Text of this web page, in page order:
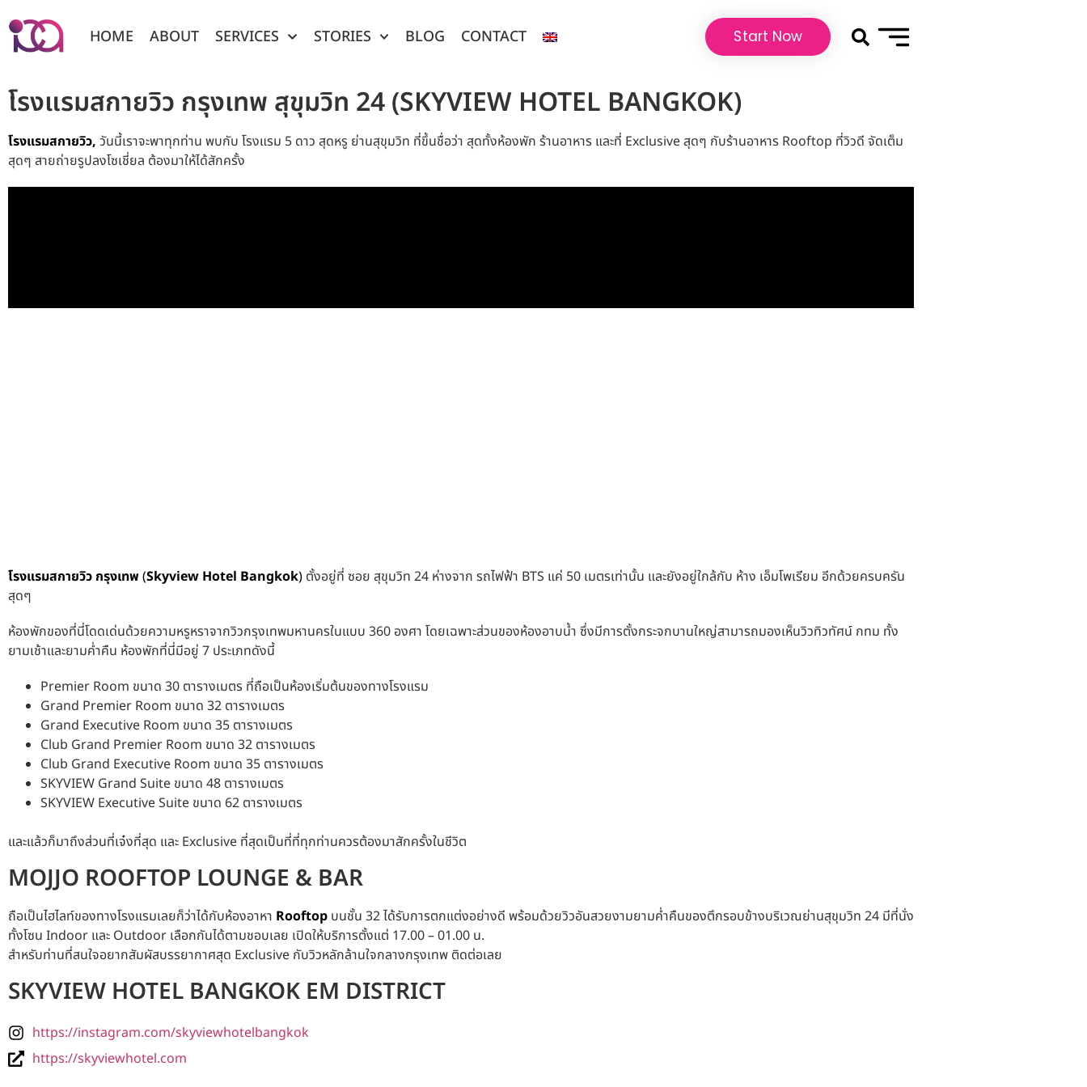
HOME ABOUT SERVICES STORIES BLOG CONTACT Start Now
โรงแรมสกายวิว กรุงเทพ สุขุมวิท 24 (SKYVIEW HOTEL BANGKOK)
โรงแรมสกายวิว, วันนี้เราจะพาทุกท่าน พบกับ โรงแรม 5 ดาว สุดหรู ย่านสุขุมวิท ที่ขึ้นชื่อว่า สุดทั้งห้องพัก ร้านอาหาร และที่ Exclusive สุดๆ กับร้านอาหาร Rooftop ที่วิวดี จัดเต็ม
สุดๆ สายถ่ายรูปลงโซเชี่ยล ต้องมาให้ได้สักครั้ง
โรงแรมสกายวิว กรุงเทพ (Skyview Hotel Bangkok) ตั้งอยู่ที่ ซอย สุขุมวิท 24 ห่างจาก รถไฟฟ้า BTS แค่ 50 เมตรเท่านั้น และยังอยู่ใกล้กับ ห้าง เอ็มโพเรียม อีกด้วยครบครัน
สุดๆ
ห้องพักของที่นี่โดดเด่นด้วยความหรูหราจากวิวกรุงเทพมหานครในแบบ 360 องศา โดยเฉพาะส่วนของห้องอาบน้ำ ซึ่งมีการตั้งกระจกบานใหญ่สามารถมองเห็นวิวทิวทัศน์ กทม ทั้ง
ยามเช้าและยามค่ำคืน ห้องพักที่นี่มีอยู่ 7 ประเภทดังนี้
Premier Room ขนาด 30 ตารางเมตร ที่ถือเป็นห้องเริ่มต้นของทางโรงแรม
Grand Premier Room ขนาด 32 ตารางเมตร
Grand Executive Room ขนาด 35 ตารางเมตร
Club Grand Premier Room ขนาด 32 ตารางเมตร
Club Grand Executive Room ขนาด 35 ตารางเมตร
SKYVIEW Grand Suite ขนาด 48 ตารางเมตร
SKYVIEW Executive Suite ขนาด 62 ตารางเมตร
และแล้วก็มาถึงส่วนที่เจ๋งที่สุด และ Exclusive ที่สุดเป็นที่ที่ทุกท่านควรต้องมาสักครั้งในชีวิต
MOJJO ROOFTOP LOUNGE & BAR
ถือเป็นไฮไลท์ของทางโรงแรมเลยก็ว่าได้กับห้องอาหา Rooftop บนชั้น 32 ได้รับการตกแต่งอย่างดี พร้อมด้วยวิวอันสวยงามยามค่ำคืนของตึกรอบข้างบริเวณย่านสุขุมวิท 24 มีที่นั่ง
ทั้งโซน Indoor และ Outdoor เลือกกันได้ตามชอบเลย เปิดให้บริการตั้งแต่ 17.00 – 01.00 น.
สำหรับท่านที่สนใจอยากสัมผัสบรรยากาศสุด Exclusive กับวิวหลักล้านใจกลางกรุงเทพ ติดต่อเลย
SKYVIEW HOTEL BANGKOK EM DISTRICT
https://instagram.com/skyviewhotelbangkok
https://skyviewhotel.com